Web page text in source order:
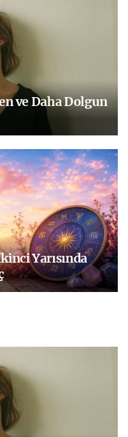
ve Daha Dolgun
Yarısında